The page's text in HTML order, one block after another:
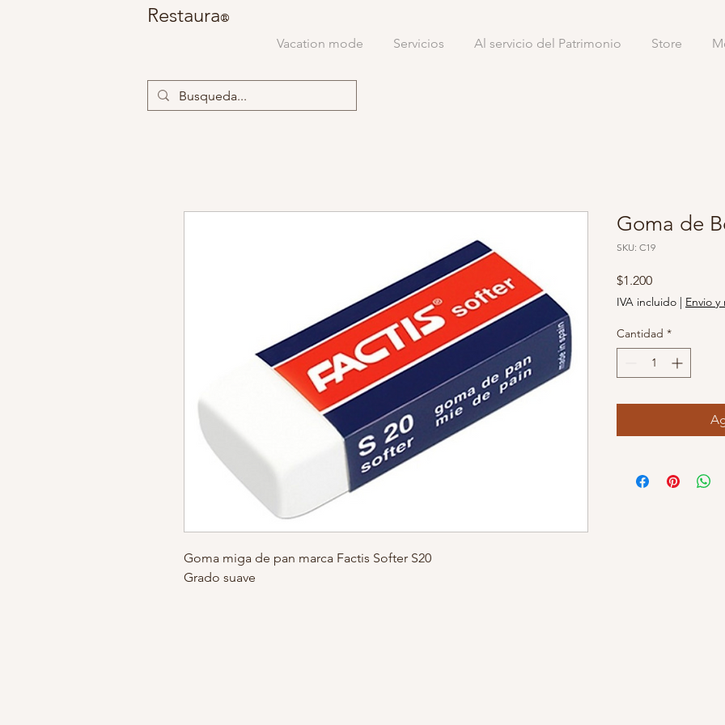
Restaura®
Vacation mode Servicios Al servicio del Patrimonio Store
Goma miga de pan marca Factis Softer S20
Grado suave
Goma de
SKU: C19
$1.200Precio
IVA incluido | Envio
Cantidad *